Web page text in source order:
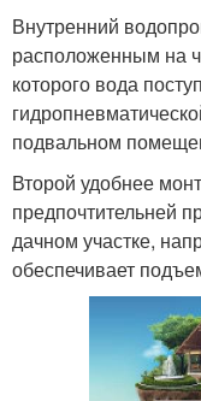
Внутренний
расположенным на
которого вода
подвальном
Второй удобнее
предпочтительней
дачном участке,
обеспечивает